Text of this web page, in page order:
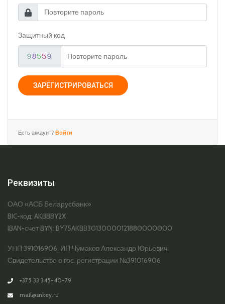
Защитный код
ЗАРЕГИСТРИРОВАТЬСЯ
Есть аккаунт? Войти
Реквизиты
ОАО «АСБ Беларусбанк»
BIC-код: AKBBBY2X
IBAN-счет BYN: BY75AKBB30130000121880000000
УНП 391016906, ИП Чумаков Александр Юрьевич
Свидетельство о гос. регистрации №391016906
+375 33 345-40-79
mail@snkey.ru